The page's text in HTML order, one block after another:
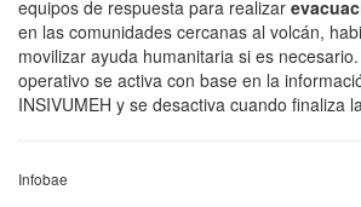
equipos de respuesta para realizar
en las comunidades cercanas al volcán,
movilizar ayuda humanitaria si es
operativo se activa con base en la
INSIVUMEH y se desactiva cuando finaliza
Infobae